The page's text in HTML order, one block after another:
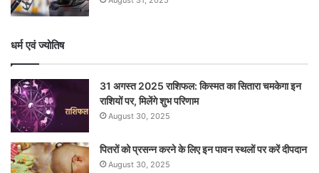
धर्म एवं ज्योतिष
31 अगस्त 2025 राशिफल: किस्मत का सितारा चमकेगा इन
राशियों पर, मिलेंगे शुभ परिणाम
August 30, 2025
पितरों को प्रसन्न करने के लिए इन पावन स्थलों पर करें दीपदान
August 30, 2025